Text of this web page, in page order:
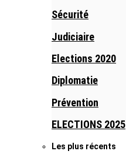
Sécurité
Judiciaire
Elections 2020
Diplomatie
Prévention
ELECTIONS 2025
Les plus récents